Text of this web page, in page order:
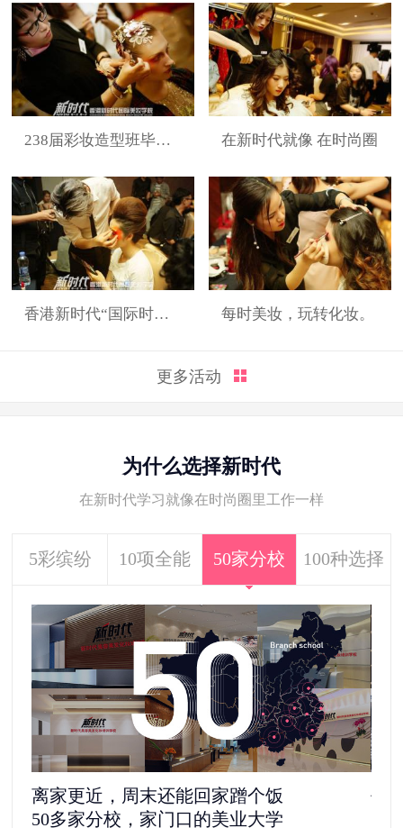
238届彩妆造型班毕业展 在新时代就像 在时尚圈
香港新时代“国际时装周”展演造型 每时美妆，玩转化妆。
更多活动
为什么选择新时代
在新时代学习就像在时尚圈里工作一样
5彩缤纷 10项全能 50家分校 100种选择
去剧组见“爱豆”，还是自己做老板
1100多家合作单位，给你100种选择
5彩